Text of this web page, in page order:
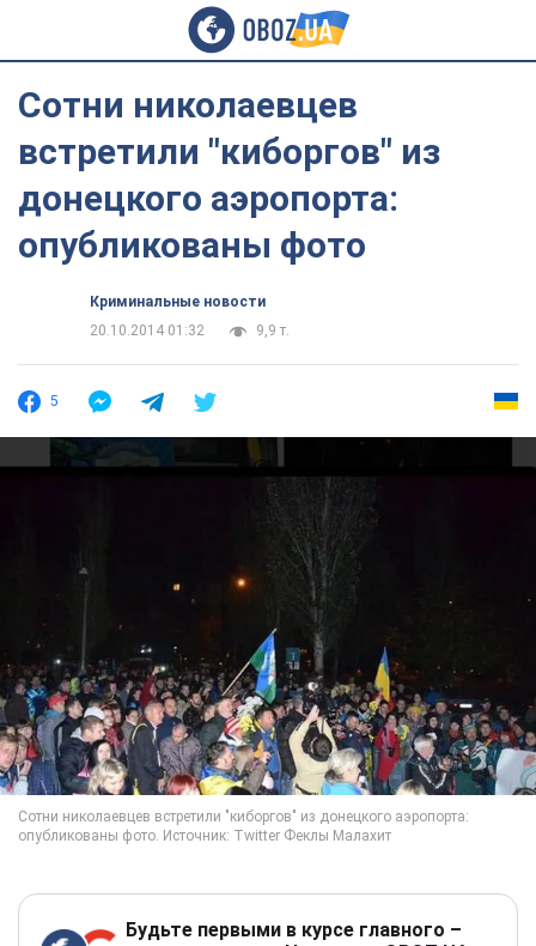
Сотни николаевцев
встретили "киборгов" из
донецкого аэропорта:
опубликованы фото
Криминальные новости
20.10.2014 01:32
9,9 т.
5
Будьте первыми в курсе главного –